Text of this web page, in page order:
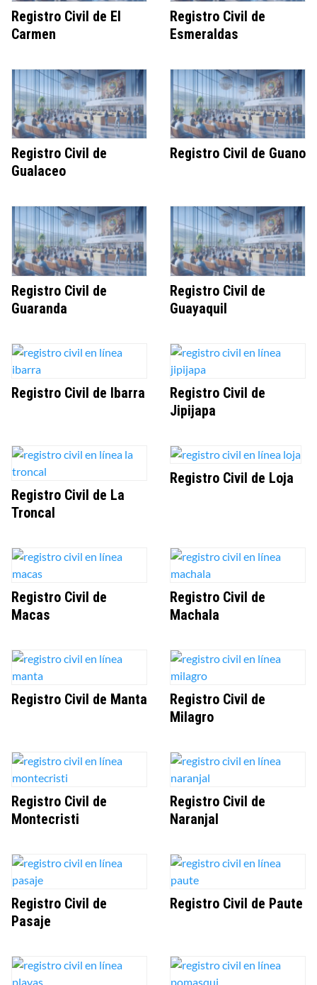
Registro Civil de El
Carmen
Registro Civil de
Esmeraldas
Registro Civil de
Gualaceo
Registro Civil de Guano
Registro Civil de
Guaranda
Registro Civil de
Guayaquil
Registro Civil de Ibarra
Registro Civil de
Jipijapa
Registro Civil de La
Troncal
Registro Civil de Loja
Registro Civil de
Macas
Registro Civil de
Machala
Registro Civil de Manta
Registro Civil de
Milagro
Registro Civil de
Montecristi
Registro Civil de
Naranjal
Registro Civil de
Pasaje
Registro Civil de Paute